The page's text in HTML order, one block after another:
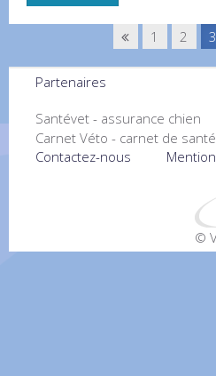
1 2 3
Partenaires
Santévet - assurance chien
Carnet Véto - carnet de
Contactez-nous
©